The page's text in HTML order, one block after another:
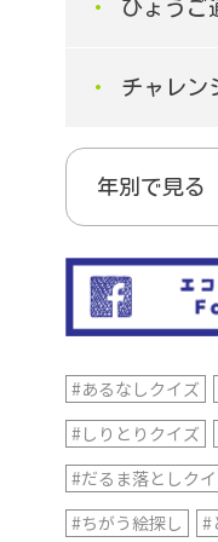
ひょうご
チャレン
#あるなしクイズ
#しりとりクイズ
#だるま落としク
#ちがう絵探し
#